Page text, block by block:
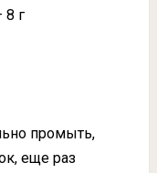
8 г
промыть,
еще раз